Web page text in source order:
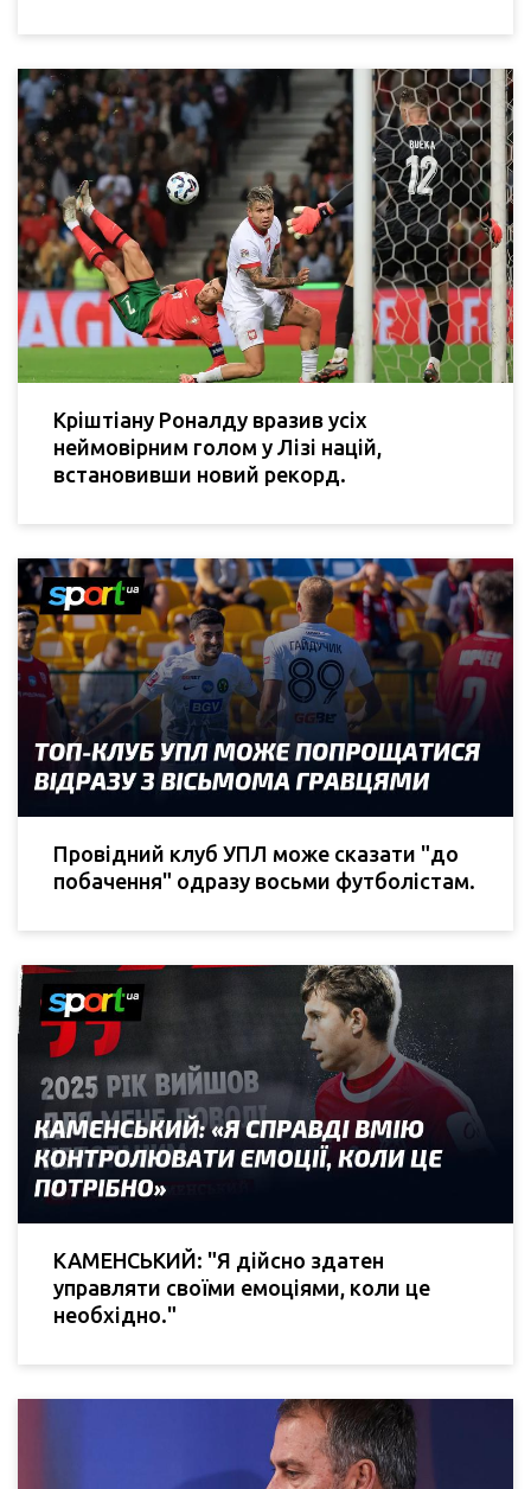
Кріштіану Роналду вразив усіх
неймовірним голом у Лізі націй,
встановивши новий рекорд.
Провідний клуб УПЛ може сказати "до
побачення" одразу восьми футболістам.
КАМЕНСЬКИЙ: "Я дійсно здатен
управляти своїми емоціями, коли це
необхідно."